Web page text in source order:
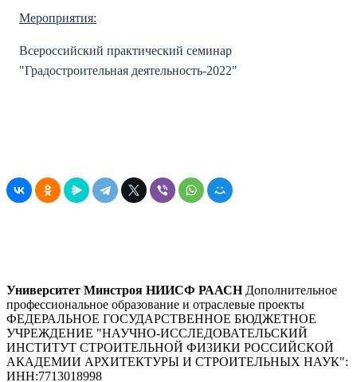
Мероприятия:
Всероссийский практический семинар
"Градостроительная деятельность-2022"
Университет Минстроя НИИСФ РААСН Дополнительное
профессиональное образование и отраслевые проекты
ФЕДЕРАЛЬНОЕ ГОСУДАРСТВЕННОЕ БЮДЖЕТНОЕ
УЧРЕЖДЕНИЕ "НАУЧНО-ИССЛЕДОВАТЕЛЬСКИЙ
ИНСТИТУТ СТРОИТЕЛЬНОЙ ФИЗИКИ РОССИЙСКОЙ
АКАДЕМИИ АРХИТЕКТУРЫ И СТРОИТЕЛЬНЫХ НАУК":
ИНН:7713018998